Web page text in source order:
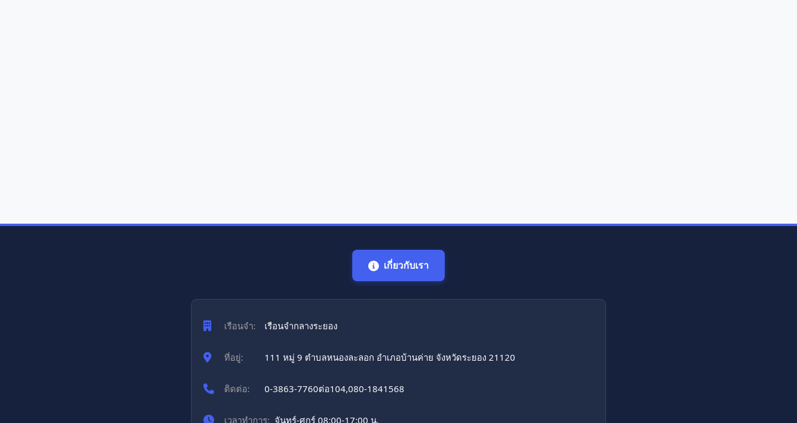
เกี่ยวกับเรา
เรือนจำ: เรือนจํากลางระยอง
ที่อยู่: 111 หมู่ 9 ตำบลหนองละลอก อำเภอบ้านค่าย จังหวัดระยอง 21120
ติดต่อ: 0-3863-7760ต่อ104,080-1841568
เวลาทำการ: จันทร์-ศุกร์ 08:00-17:00 น.